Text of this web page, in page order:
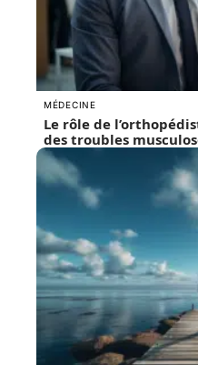
MÉDECINE
Le rôle de
des troubles